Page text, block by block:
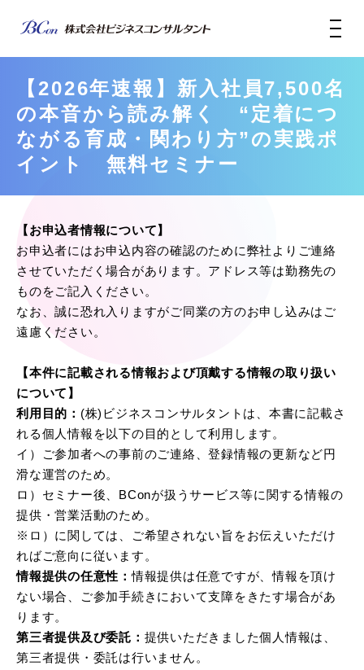
【2026年速報】新入社員7,500名
の本音から読み解く “定着につ
ながる育成・関わり方”の実践ポ
イント 無料セミナー
【お申込者情報について】
お申込者にはお申込内容の確認のために弊社よりご連絡
させていただく場合があります。アドレス等は勤務先の
ものをご記入ください。
なお、誠に恐れ入りますがご同業の方のお申し込みはご
遠慮ください。
【本件に記載される情報および頂戴する情報の取り扱い
について】
利用目的： (株)ビジネスコンサルタントは、本書に記載さ
れる個人情報を以下の目的として利用します。
イ）ご参加者への事前のご連絡、登録情報の更新など円
滑な運営のため。
ロ）セミナー後、BConが扱うサービス等に関する情報の
提供・営業活動のため。
※ロ）に関しては、ご希望されない旨をお伝えいただけ
ればご意向に従います。
情報提供の任意性：情報提供は任意ですが、情報を頂け
ない場合、ご参加手続きにおいて支障をきたす場合があ
ります。
第三者提供及び委託： 提供いただきました個人情報は、
第三者提供・委託は行いません。